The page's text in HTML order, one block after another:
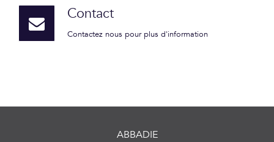
Contact
Contactez nous pour plus d'information
ABBADIE